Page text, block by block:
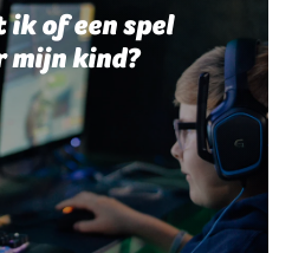
ik of een spel
mijn kind?